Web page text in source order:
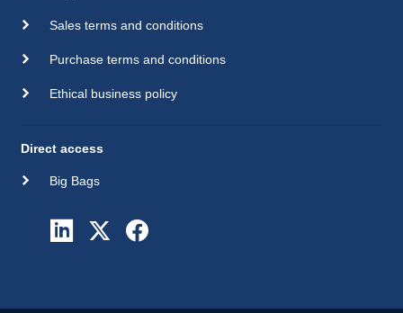
Sales terms and conditions
Purchase terms and conditions
Ethical business policy
Direct access
Big Bags